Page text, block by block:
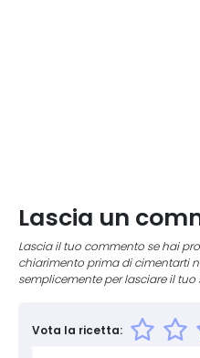
Lascia un
Lascia il tuo commento se hai
chiarimento prima di cimentarti
semplicemente per lasciare il tuo
Vota la ricetta: